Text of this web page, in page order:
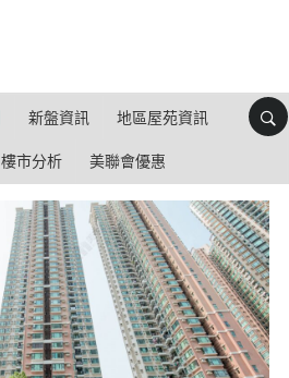
新盤資訊 地區屋苑資訊
樓市分析 美聯會優惠